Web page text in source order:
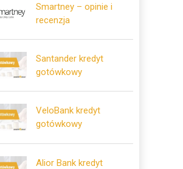
Smartney – opinie i
recenzja
Santander kredyt
gotówkowy
VeloBank kredyt
gotówkowy
Alior Bank kredyt